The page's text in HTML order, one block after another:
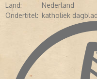
Evenals veel andere kranten
financiële problemen. Er
'kopbladen' uit te geven,
Kennemer Dagblad
tijden bleven aanhouden. In
. De kopbladen
Nieuwe Dag.Nog geen twee
op inDe Tijd
. Het lukte
trekken. De bestaande
Land:
Nederland
Ondertitel: katholiek